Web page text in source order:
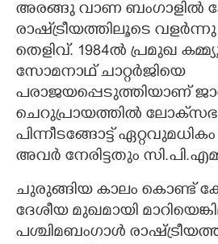
അരങ്ങു വാണ ബംഗാളിൽ
രാഷ്‌ട്രീയത്തിലൂടെ
തെളിവ്. 1984ൽ പ്രമുഖ
സോമനാഥ് ചാറ്റർജിയെ
പരാജയപ്പെടുത്തിയാണ്
ചെറുപ്രായത്തിൽ
പിന്നീടങ്ങോട്ട്
അവർ നേരിട്ടതും
ചുരുങ്ങിയ കാലം കൊണ്ട്
ദേശീയ മുഖമായി
പശ്ചിമബംഗാൾ